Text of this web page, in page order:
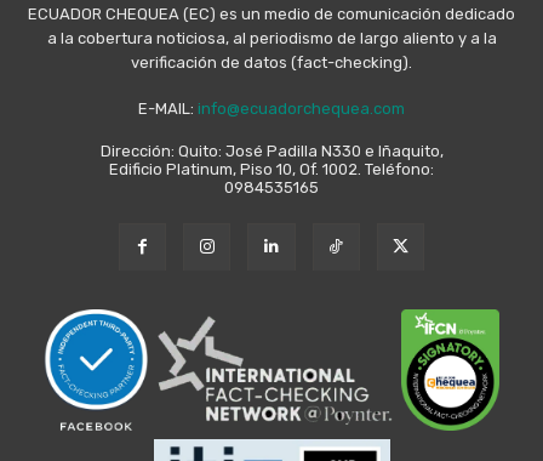
ECUADOR CHEQUEA (EC) es un medio de comunicación dedicado
a la cobertura noticiosa, al periodismo de largo aliento y a la
verificación de datos (fact-checking).
E-MAIL: info@ecuadorchequea.com
Dirección: Quito: José Padilla N330 e Iñaquito,
Edificio Platinum, Piso 10, Of. 1002. Teléfono:
0984535165